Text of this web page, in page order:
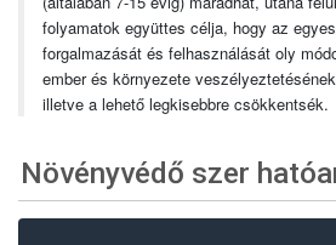
folyamatok együttes célja, hogy az
forgalmazását és felhasználását oly
ember és környezete
illetve a lehető legkisebbre csökkentsék.
Növényvédő szer